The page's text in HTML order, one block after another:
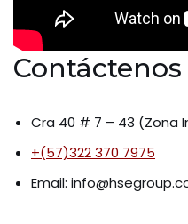
Contáctenos
Cra 40 # 7 – 43 (Zona
+(57)322 370 7975
Email: